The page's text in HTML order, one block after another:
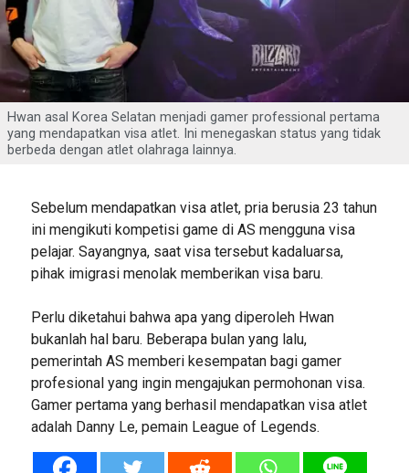
Hwan asal Korea Selatan menjadi gamer professional pertama
yang mendapatkan visa atlet. Ini menegaskan status yang tidak
berbeda dengan atlet olahraga lainnya.
Sebelum mendapatkan visa atlet, pria berusia 23 tahun
ini mengikuti kompetisi game di AS mengguna visa
pelajar. Sayangnya, saat visa tersebut kadaluarsa,
pihak imigrasi menolak memberikan visa baru.
Perlu diketahui bahwa apa yang diperoleh Hwan
bukanlah hal baru. Beberapa bulan yang lalu,
pemerintah AS memberi kesempatan bagi gamer
profesional yang ingin mengajukan permohonan visa.
Gamer pertama yang berhasil mendapatkan visa atlet
adalah Danny Le, pemain League of Legends.